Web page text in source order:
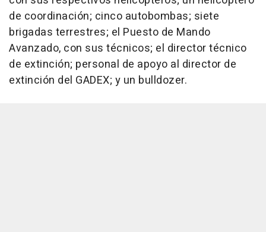
de coordinación; cinco autobombas; siete
brigadas terrestres; el Puesto de Mando
Avanzado, con sus técnicos; el director técnico
de extinción; personal de apoyo al director de
extinción del GADEX; y un bulldozer.